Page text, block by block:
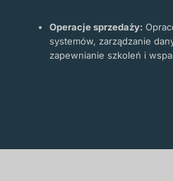
Operacje sprzedaży:
systemów, zarządzanie
zapewnianie szkoleń i